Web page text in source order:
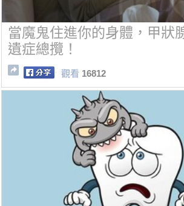
當魔鬼住進你的身體，甲狀
遺症總攬！
觀看 16812